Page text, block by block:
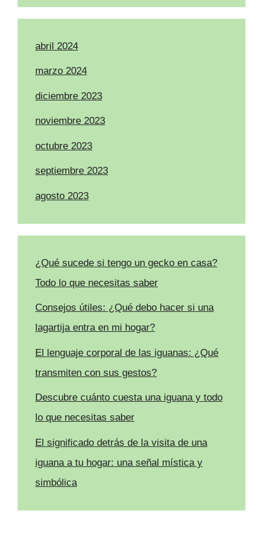
abril 2024
marzo 2024
diciembre 2023
noviembre 2023
octubre 2023
septiembre 2023
agosto 2023
¿Qué sucede si tengo un gecko en casa?
Todo lo que necesitas saber
Consejos útiles: ¿Qué debo hacer si una
lagartija entra en mi hogar?
El lenguaje corporal de las iguanas: ¿Qué
transmiten con sus gestos?
Descubre cuánto cuesta una iguana y todo
lo que necesitas saber
El significado detrás de la visita de una
iguana a tu hogar: una señal mística y
simbólica